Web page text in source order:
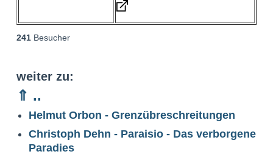
241 Besucher
weiter zu:
⇑ ..
Helmut Orbon - Grenzübreschreitungen
Christoph Dehn - Paraisio - Das verborgene
Paradies